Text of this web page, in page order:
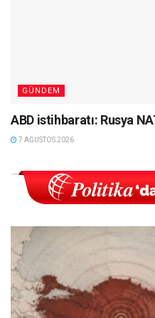
GÜNDEM
ABD istihbaratı: Rusya
7 AĞUSTOS 2026